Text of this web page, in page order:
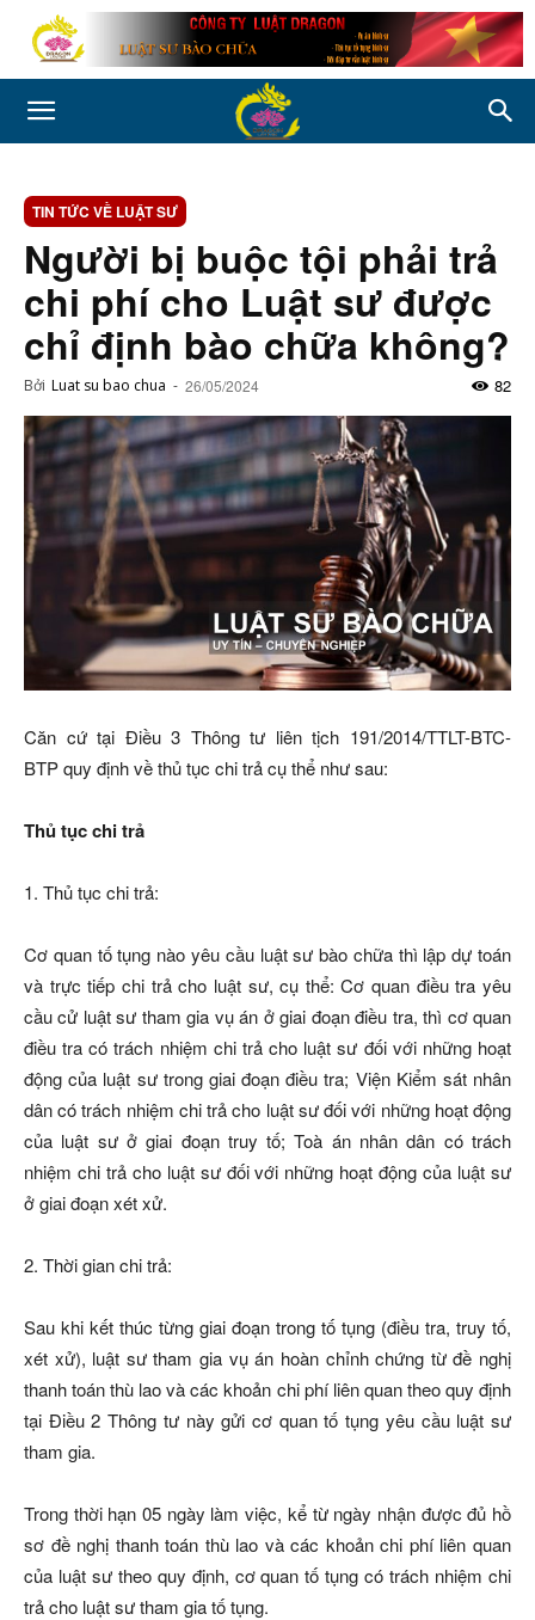
TIN TỨC VỀ LUẬT SƯ
Người bị buộc tội phải trả
chi phí cho Luật sư được
chỉ định bào chữa không?
Bởi Luat su bao chua - 26/05/2024 82
Căn cứ tại Điều 3 Thông tư liên tịch 191/2014/TTLT-BTC-
BTP quy định về thủ tục chi trả cụ thể như sau:
Thủ tục chi trả
1. Thủ tục chi trả:
Cơ quan tố tụng nào yêu cầu luật sư bào chữa thì lập dự toán
và trực tiếp chi trả cho luật sư, cụ thể: Cơ quan điều tra yêu
cầu cử luật sư tham gia vụ án ở giai đoạn điều tra, thì cơ quan
điều tra có trách nhiệm chi trả cho luật sư đối với những hoạt
động của luật sư trong giai đoạn điều tra; Viện Kiểm sát nhân
dân có trách nhiệm chi trả cho luật sư đối với những hoạt động
của luật sư ở giai đoạn truy tố; Toà án nhân dân có trách
nhiệm chi trả cho luật sư đối với những hoạt động của luật sư
ở giai đoạn xét xử.
2. Thời gian chi trả:
Sau khi kết thúc từng giai đoạn trong tố tụng (điều tra, truy tố,
xét xử), luật sư tham gia vụ án hoàn chỉnh chứng từ đề nghị
thanh toán thù lao và các khoản chi phí liên quan theo quy định
tại Điều 2 Thông tư này gửi cơ quan tố tụng yêu cầu luật sư
tham gia.
Trong thời hạn 05 ngày làm việc, kể từ ngày nhận được đủ hồ
sơ đề nghị thanh toán thù lao và các khoản chi phí liên quan
của luật sư theo quy định, cơ quan tố tụng có trách nhiệm chi
trả cho luật sư tham gia tố tụng.